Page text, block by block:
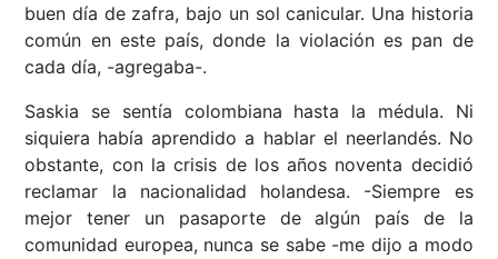
buen día de zafra, bajo un sol canicular. Una historia
común en este país, donde la violación es pan de
cada día, -agregaba-.
Saskia se sentía colombiana hasta la médula. Ni
siquiera había aprendido a hablar el neerlandés. No
obstante, con la crisis de los años noventa decidió
reclamar la nacionalidad holandesa. -Siempre es
mejor tener un pasaporte de algún país de la
comunidad europea, nunca se sabe -me dijo a modo